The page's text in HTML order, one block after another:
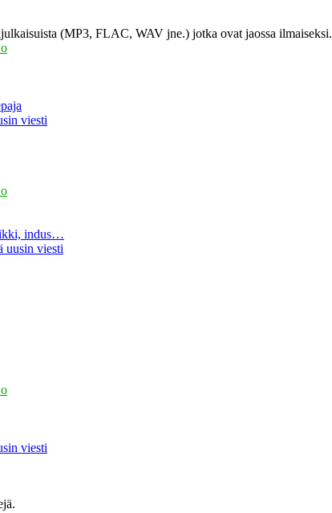
(MP3, FLAC, WAV jne.) jotka ovat jaossa ilmaiseksi.
viesti
indus…
uusin viesti
viesti